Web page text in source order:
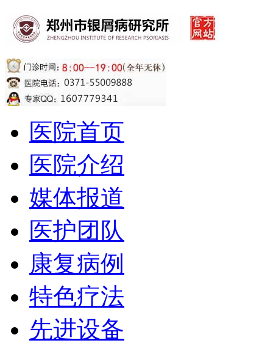
医院首页
医院介绍
媒体报道
医护团队
康复病例
特色疗法
先进设备